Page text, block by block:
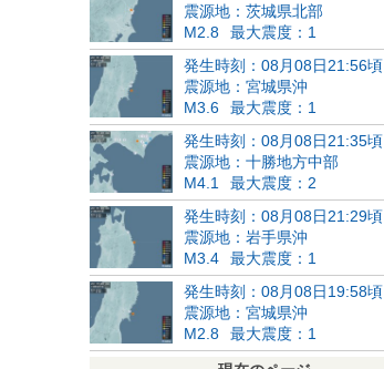
震源地：茨城県北部
M2.8
最大震度：1
発生時刻：08月08日21:56頃
震源地：宮城県沖
M3.6
最大震度：1
発生時刻：08月08日21:35頃
震源地：十勝地方中部
M4.1
最大震度：2
発生時刻：08月08日21:29頃
震源地：岩手県沖
M3.4
最大震度：1
発生時刻：08月08日19:58頃
震源地：宮城県沖
M2.8
最大震度：1